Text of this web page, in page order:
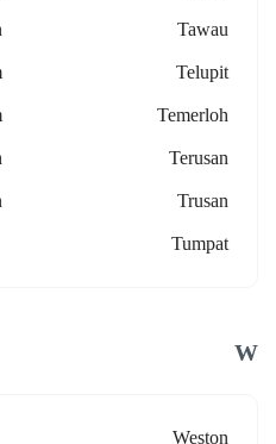
Tawau
Telupit
Temerloh
Terusan
Trusan
Tumpat
W
Weston